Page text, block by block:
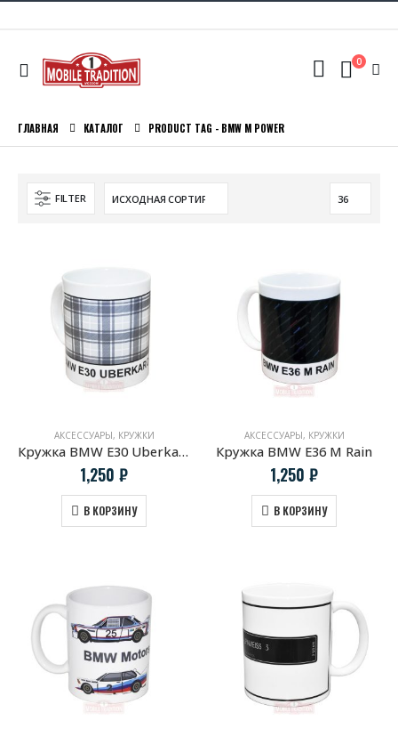
0
ГЛАВНАЯ КАТАЛОГ PRODUCT TAG - BMW M POWER
FILTER
АКСЕССУАРЫ, КРУЖКИ
Кружка BMW E30 Uberkaro
1,250 ₽
В КОРЗИНУ
АКСЕССУАРЫ, КРУЖКИ
Кружка BMW E36 M Rain
1,250 ₽
В КОРЗИНУ